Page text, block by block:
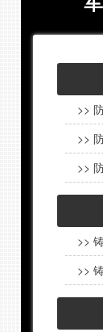
>>
>>
>>
>>
>>